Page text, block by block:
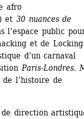
afro
et 30 nuances de
l’espace public
et de
d’un carnaval
Paris-Londres.
de l’histoire de
de direction